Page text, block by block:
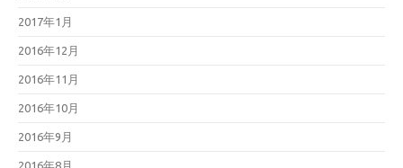
2017年1月
2016年12月
2016年11月
2016年10月
2016年9月
2016年8月